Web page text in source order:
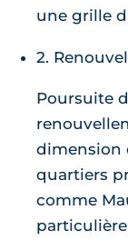
une grille
2.
Poursuite
dimension
quartiers
comme